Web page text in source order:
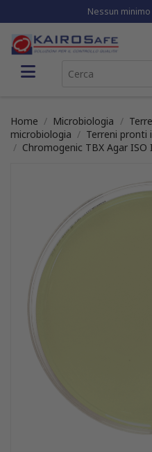
Nessun
Home Microbiologia
microbiologia
Terreni pronti
Chromogenic TBX Agar ISO